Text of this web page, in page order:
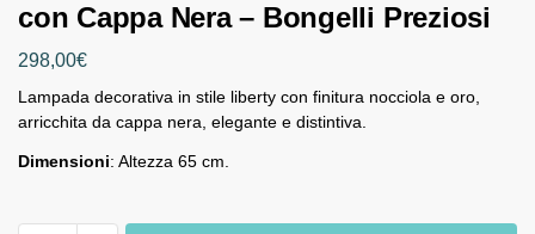
con Cappa Nera – Bongelli Preziosi
298,00€
Lampada decorativa in stile liberty con finitura nocciola e oro,
arricchita da cappa nera, elegante e distintiva.
Dimensioni: Altezza 65 cm.